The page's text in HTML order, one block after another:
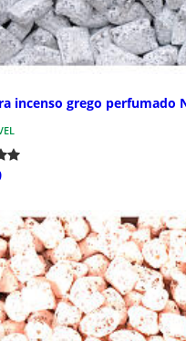
incenso grego perfumado